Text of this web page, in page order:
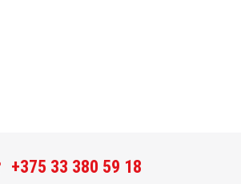
+375 33 380 59 18